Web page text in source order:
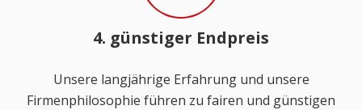
4. günstiger Endpreis
Unsere langjährige Erfahrung und unsere
Firmenphilosophie führen zu fairen und günstigen